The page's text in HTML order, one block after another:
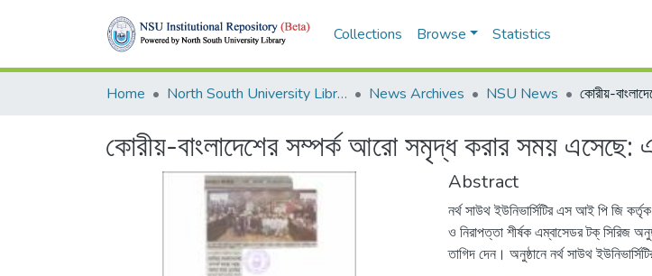
Collections Browse Statistics
Home North South University Library News Archives NSU News
কোরীয়-বাংলাদেশের সম্পর্ক আরো সমৃদ্ধ করার সময় এসেছে:
Abstract
নর্থ সাউথ ইউনিভার্সিটির এস আই পি জি
ও নিরাপত্তা শীর্ষক এম্বাসেডর টক্ সিরিজ
তাগিদ দেন। অনুষ্ঠানে নর্থ সাউথ